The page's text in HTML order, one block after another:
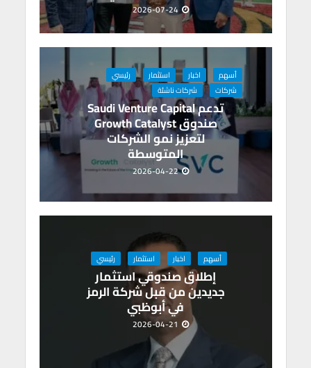
2026-07-24
أسهم اخبار استثمار
رئيسي
شركات
شركات ناشئة
تدعم Saudi Venture Capital
صندوق Growth Catalyst
لتعزيز نمو الشركات
المتوسطة
2026-04-22
أسهم اخبار استثمار رئيسي
إطلاق صندوقي استثمار
جديدين من قبل شركة الرمز
في أبوظبي
2026-04-21